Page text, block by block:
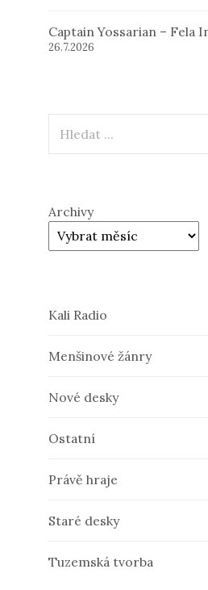
Captain Yossarian – Fela
26.7.2026
Archivy
Kali Radio
Menšinové žánry
Nové desky
Ostatní
Právě hraje
Staré desky
Tuzemská tvorba